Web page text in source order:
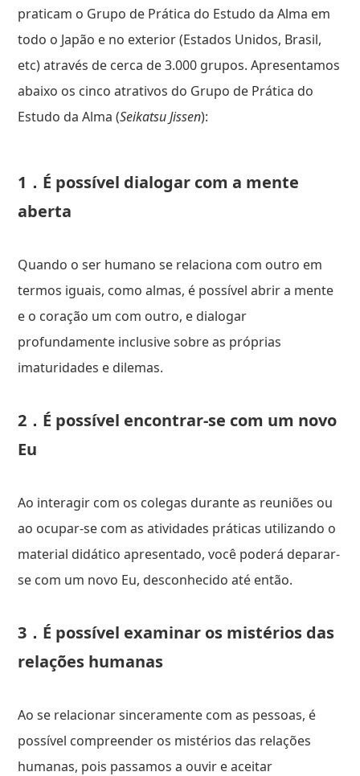
praticam o Grupo de Prática do Estudo da Alma em
todo o Japão e no exterior (Estados Unidos, Brasil,
etc) através de cerca de 3.000 grupos. Apresentamos
abaixo os cinco atrativos do Grupo de Prática do
Estudo da Alma (Seikatsu Jissen):
1．É possível dialogar com a mente
aberta
Quando o ser humano se relaciona com outro em
termos iguais, como almas, é possível abrir a mente
e o coração um com outro, e dialogar
profundamente inclusive sobre as próprias
imaturidades e dilemas.
2．É possível encontrar-se com um novo
Eu
Ao interagir com os colegas durante as reuniões ou
ao ocupar-se com as atividades práticas utilizando o
material didático apresentado, você poderá deparar-
se com um novo Eu, desconhecido até então.
3．É possível examinar os mistérios das
relações humanas
Ao se relacionar sinceramente com as pessoas, é
possível compreender os mistérios das relações
humanas, pois passamos a ouvir e aceitar